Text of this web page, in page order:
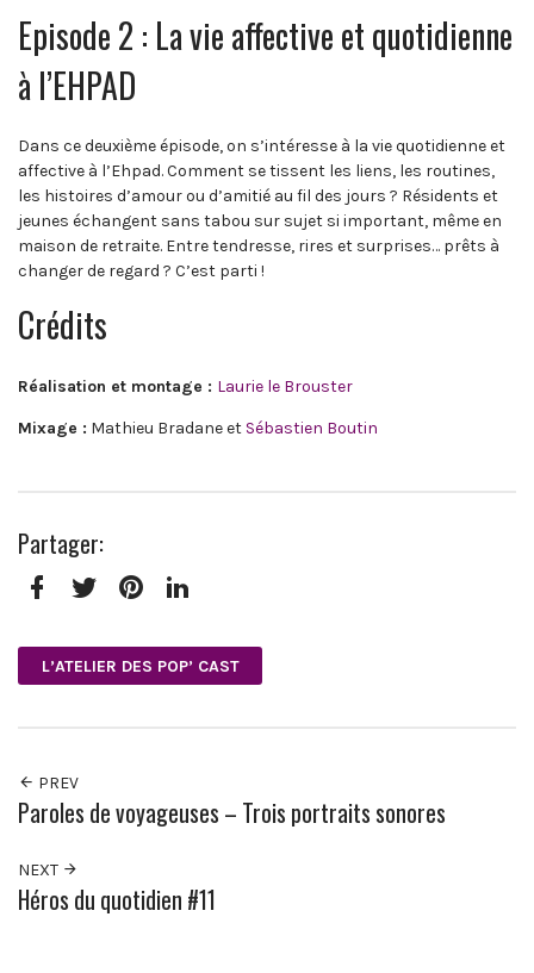
Episode 2 : La vie affective et quotidienne
à l’EHPAD
Dans ce deuxième épisode, on s’intéresse à la vie quotidienne et
affective à l’Ehpad. Comment se tissent les liens, les routines,
les histoires d’amour ou d’amitié au fil des jours ? Résidents et
jeunes échangent sans tabou sur sujet si important, même en
maison de retraite. Entre tendresse, rires et surprises… prêts à
changer de regard ? C’est parti !
Crédits
Réalisation et montage : Laurie le Brouster
Mixage : Mathieu Bradane et Sébastien Boutin
Partager:
L’ATELIER DES POP’ CAST
PREV
Paroles de voyageuses – Trois portraits sonores
NEXT
Héros du quotidien #11